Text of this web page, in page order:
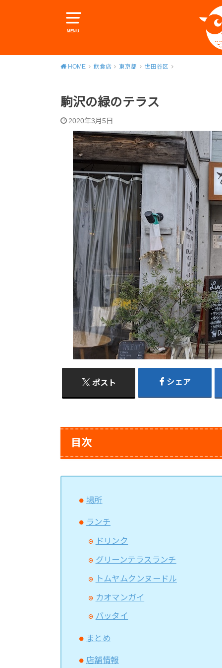
MENU
HOME 飲食店 東京都 世田谷区
駒沢の緑のテラス
2020年3月5日
ポスト シェア
目次
場所
ランチ
ドリンク
グリーンテラスランチ
トムヤムクンヌードル
カオマンガイ
バッタイ
まとめ
店舗情報